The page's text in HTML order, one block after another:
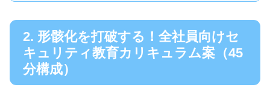
2. 形骸化を打破する！全社員向けセ
キュリティ教育カリキュラム案（45
分構成）